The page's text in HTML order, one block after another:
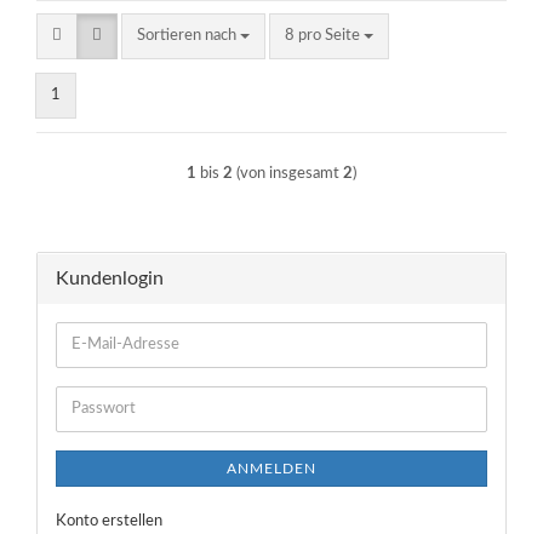
Sortieren nach
Sortieren nach 8 pro Seite
pro Seite
1
1 bis 2 (von insgesamt 2)
Kundenlogin
E-
Mail-
Adresse
Passwort
ANMELDEN
Konto erstellen